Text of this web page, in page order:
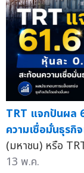
TRT แจกปันผล
ความเชื่อมั่นธุรกิ
(มหาชน) หรือ
13 พ.ค.